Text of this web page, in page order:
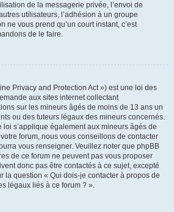
de la messagerie privée, l’envoi de
utilisateurs, l’adhésion à un groupe
ne vous prend qu’un court instant, c’est
de le faire.
Privacy and Protection Act ») est une loi des
aux sites internet collectant
sur les mineurs âgés de moins de 13 ans un
ou des tuteurs légaux des mineurs concernés.
loi s’applique également aux mineurs âgés de
forum, nous vous conseillons de contacter
vous renseigner. Veuillez noter que phpBB
de ce forum ne peuvent pas vous proposer
donc pas être contactés à ce sujet, excepté
la question « Qui dois-je contacter à propos de
légaux liés à ce forum ? ».